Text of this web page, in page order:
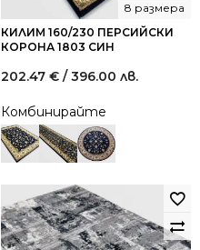
КИЛИМ 160/230 ПЕРСИЙСКИ
КОРОНА 1803 СИН
8 размера
202.47 € / 396.00 лв.
Комбинирайте